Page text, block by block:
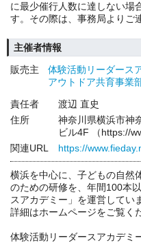
に最少催行人数に達しない場
す。その際は、事務局よりご
主催者情報
販売主
体験活動リーダース
アウトドア共育事業部
責任者
渡辺 直史
住所
神奈川県横浜市神
ビル4F （https://
関連URL
https://
横浜を中心に、子どもの自然
のための研修を、年間100本
スアカデミー」を運営してい
詳細はホームページをご覧く
体験活動リーダースアカデミ